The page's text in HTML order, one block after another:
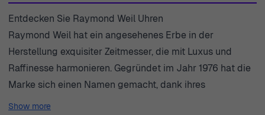
Entdecken Sie Raymond Weil Uhren
Raymond Weil hat ein angesehenes Erbe in der
Herstellung exquisiter Zeitmesser, die mit Luxus und
Raffinesse harmonieren. Gegründet im Jahr 1976 hat die
Marke sich einen Namen gemacht, dank ihres
Engagements für Qualität und innovatives Design. Jede
Show more